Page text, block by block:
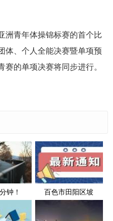
洲青年体操锦标赛的首个比
体、个人全能决赛暨单项预
赛的单项决赛将同步进行。
钟！ 百色市田阳区坡